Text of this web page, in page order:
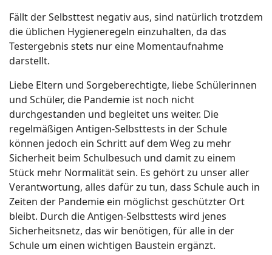
Fällt der Selbsttest negativ aus, sind natürlich trotzdem
die üblichen Hygieneregeln einzuhalten, da das
Testergebnis stets nur eine Momentaufnahme
darstellt.
Liebe Eltern und Sorgeberechtigte, liebe Schülerinnen
und Schüler, die Pandemie ist noch nicht
durchgestanden und begleitet uns weiter. Die
regelmäßigen Antigen-Selbsttests in der Schule
können jedoch ein Schritt auf dem Weg zu mehr
Sicherheit beim Schulbesuch und damit zu einem
Stück mehr Normalität sein. Es gehört zu unser aller
Verantwortung, alles dafür zu tun, dass Schule auch in
Zeiten der Pandemie ein möglichst geschützter Ort
bleibt. Durch die Antigen-Selbsttests wird jenes
Sicherheitsnetz, das wir benötigen, für alle in der
Schule um einen wichtigen Baustein ergänzt.